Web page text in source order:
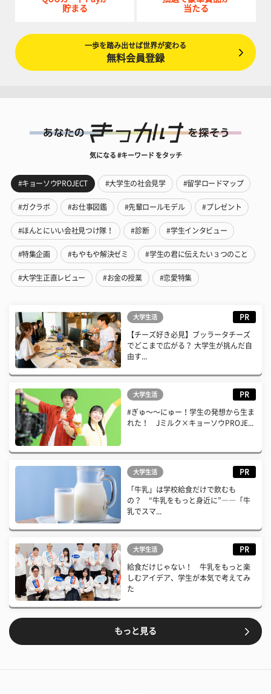
貯まる
当たる
一歩を踏み出せば世界が変わる
無料会員登録
気になる #キーワード をタッチ
#キョーソウPROJECT #大学生の社会見学 #留学ロードマップ
#ガクラボ #お仕事図鑑 #先輩ロールモデル #プレゼント
#ほんとにいい会社見つけ隊！ #診断 #学生インタビュー
#特集企画 #もやもや解決ゼミ #学生の君に伝えたい３つのこと
#大学生正直レビュー #お金の授業 #恋愛特集
大学生活 PR
【チーズ好き必見】ブッラータチーズ
でどこまで広がる？ 大学生が挑んだ自
由す...
大学生活 PR
#ぎゅ〜〜にゅー！学生の発想から生ま
れた！ Jミルク×キョーソウPROJE...
大学生活 PR
「牛乳」は学校給食だけで飲むも
の？ “牛乳をもっと身近に”――「牛
乳でスマ...
大学生活 PR
給食だけじゃない！ 牛乳をもっと楽
しむアイデア、学生が本気で考えてみ
た
もっと見る